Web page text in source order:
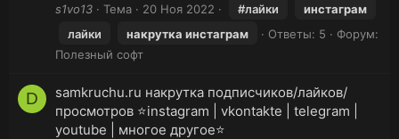
s1vo13
Тема 20 Ноя 2022 #лайки
инстаграм
лайки
накрутка инстаграм Ответы: 5
Форум:
Полезный софт
D
samkruchu.ru накрутка подписчиков/лайков/
просмотров ⭐instagram | vkontakte | telegram |
youtube | многое другое⭐